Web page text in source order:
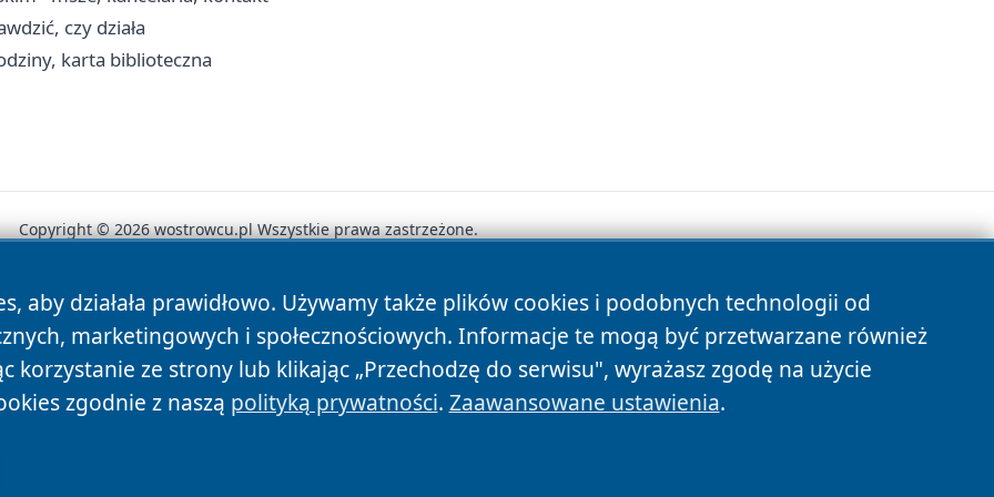
czy działa
karta biblioteczna
aby działała prawidłowo. Używamy także plików cookies i podobnych technologii od
marketingowych i społecznościowych. Informacje te mogą być przetwarzane również
korzystanie ze strony lub klikając „Przechodzę do serwisu", wyrażasz zgodę na użycie
zgodnie z naszą polityką prywatności. Zaawansowane ustawienia.
Copyright © 2026 wostrowcu.pl Wszystkie prawa zastrzeżone.
Autorzy Polityka Prywatności Polityka Cookies